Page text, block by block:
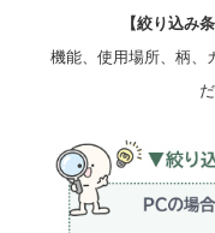
【絞り込み条
機能、使用場所、柄、